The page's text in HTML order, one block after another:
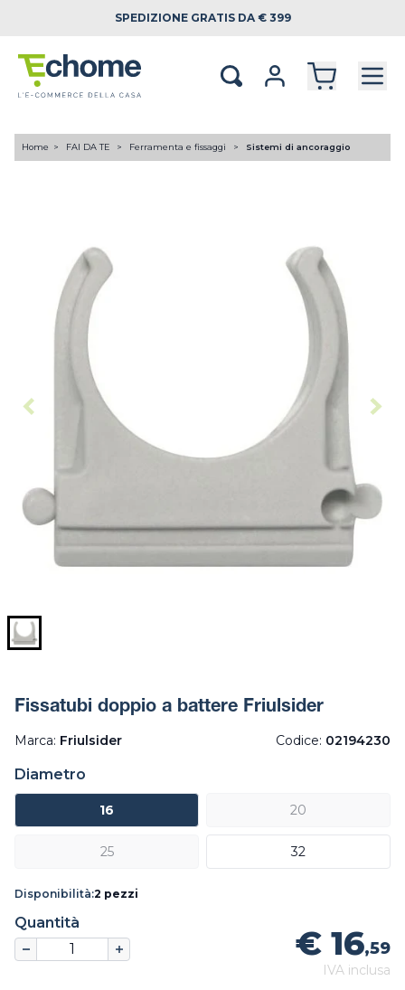
SPEDIZIONE GRATIS DA € 399
Home FAI DA TE Ferramenta e fissaggi Sistemi di ancoraggio
Fissatubi doppio a battere Friulsider
Marca: Friulsider Codice: 02194230
Diametro
16 20
25 32
Disponibilità:2 pezzi
Quantità
€ 16,59
IVA inclusa